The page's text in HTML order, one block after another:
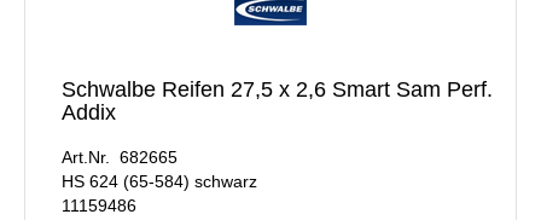
Schwalbe Reifen 27,5 x 2,6 Smart Sam Perf.
Addix
Art.Nr. 682665
HS 624 (65-584) schwarz
11159486